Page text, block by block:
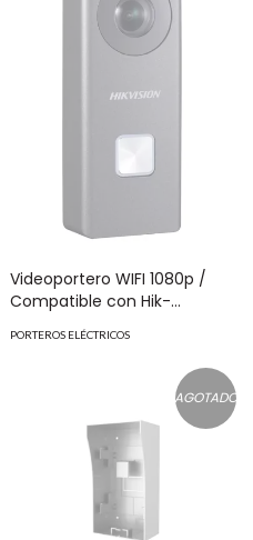
Videoportero WIFI 1080p /
Compatible con Hik-
Través de APP / Protección
IP54 / 5 mts IR / Visión 180º /
Audio de Dos Vías MOD: DS-
PORTEROS ELÉCTRICOS
AGOTADO